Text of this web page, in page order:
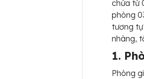
chứa từ
phòng
tương
nhàng,
1.
Phòng